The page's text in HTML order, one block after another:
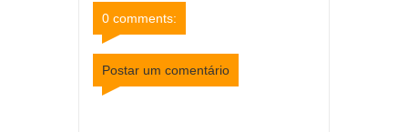
0 comments:
Postar um comentário